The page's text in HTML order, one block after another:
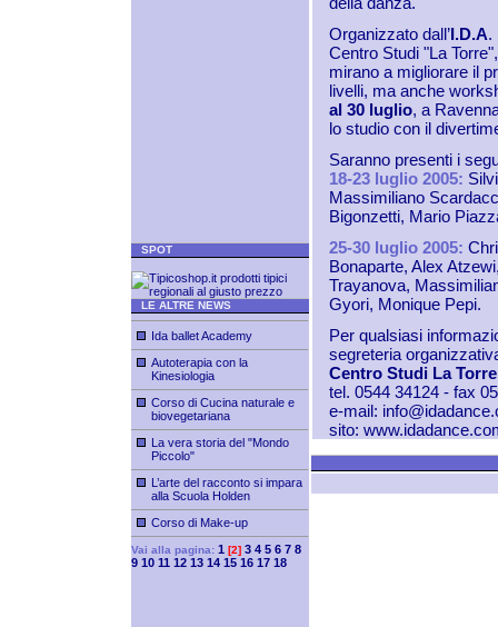
SPOT
LE ALTRE NEWS
Ida ballet Academy
Autoterapia con la
Kinesiologia
Corso di Cucina naturale e
biovegetariana
La vera storia del "Mondo
Piccolo"
L’arte del racconto si impara
alla Scuola Holden
Corso di Make-up
Vai alla pagina: 1 [2] 3 4 5 6 7 8
9 10 11 12 13 14 15 16 17 18
Organizzato dall’I.D.A.
Centro Studi "La
mirano a migliorare il
livelli, ma anche
al 30 luglio, a
lo studio con il
Saranno presenti i
18-23 luglio 2005:
Massimiliano
Bigonzetti, Mario
25-30 luglio 2005:
Bonaparte, Alex
Trayanova,
Gyori, Monique Pepi.
Per qualsiasi
segreteria
Centro Studi La Torre
tel. 0544 34124 - fax
e-mail:
sito: